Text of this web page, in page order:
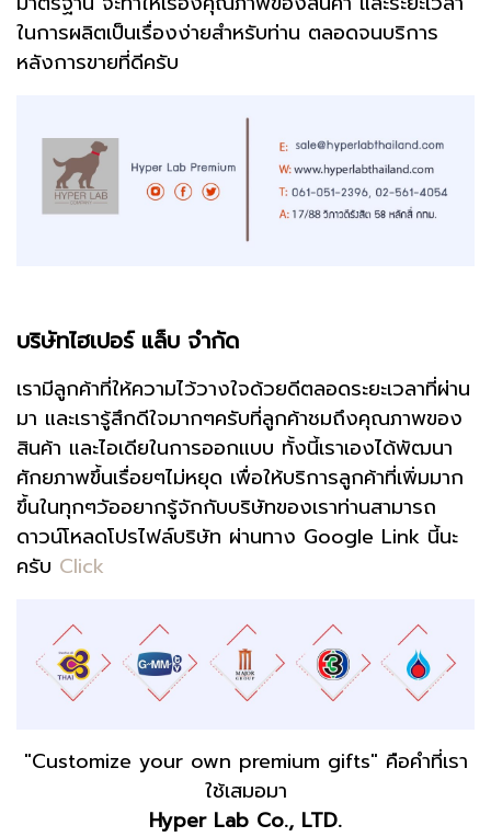
ในการผลิตเป็นเรื่องง่ายสำหรับท่าน ตลอดจนบริการ
หลังการขายที่ดีครับ
บริษัทไฮเปอร์ แล็บ จำกัด
เรามีลูกค้าที่ให้ความไว้วางใจด้วยดีตลอดระยะเวลาที่ผ่าน
มา และเรารู้สึกดีใจมากๆครับที่ลูกค้าชมถึงคุณภาพของ
สินค้า และไอเดียในการออกแบบ ทั้งนี้เราเองได้พัฒนา
ศักยภาพขึ้นเรื่อยๆไม่หยุด เพื่อให้บริการลูกค้าที่เพิ่มมาก
ขึ้นในทุกๆวัออยากรู้จักกับบริษัทของเราท่านสามารถ
ดาวน์โหลดโปรไฟล์บริษัท ผ่านทาง Google Link นี้นะ
ครับ Click
"Customize your own premium gifts" คือคำที่เรา
ใช้เสมอมา
Hyper Lab Co., LTD.